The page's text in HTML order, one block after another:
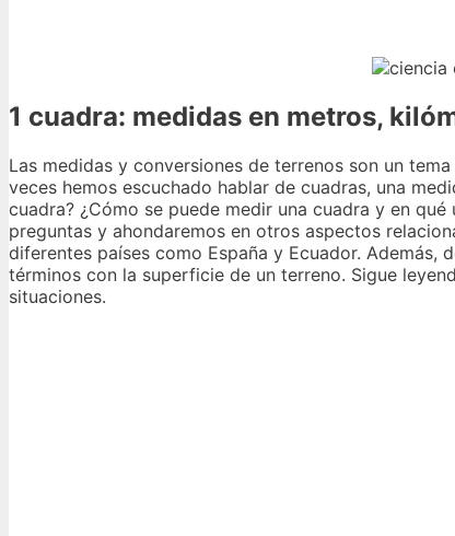
1 cuadra: medidas en metros,
Las medidas y conversiones de terrenos son un
veces hemos escuchado hablar de cuadras, una
cuadra? ¿Cómo se puede medir una cuadra y en
preguntas y ahondaremos en otros aspectos
diferentes países como España y Ecuador.
términos con la superficie de un terreno. Sigue
situaciones.